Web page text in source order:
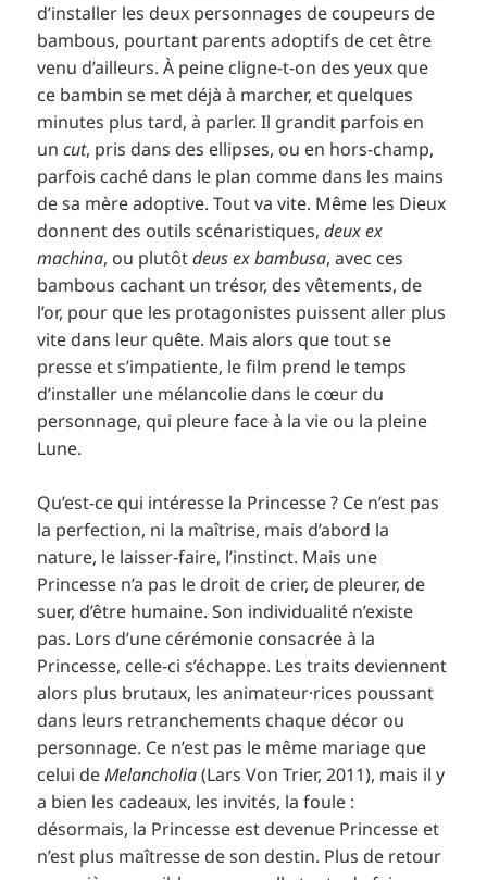
d’installer les deux personnages de coupeurs de
bambous, pourtant parents adoptifs de cet être
venu d’ailleurs. À peine cligne-t-on des yeux que
ce bambin se met déjà à marcher, et quelques
minutes plus tard, à parler. Il grandit parfois en
uncut, pris dans des ellipses, ou en hors-champ,
parfois caché dans le plan comme dans les mains
de sa mère adoptive. Tout va vite. Même les Dieux
donnent des outils scénaristiques,deux ex
machina, ou plutôtdeus ex bambusa, avec ces
bambous cachant un trésor, des vêtements, de
l’or, pour que les protagonistes puissent aller plus
vite dans leur quête. Mais alors que tout se
presse et s’impatiente, le film prend le temps
d’installer une mélancolie dans le cœur du
personnage, qui pleure face à la vie ou la pleine
Lune.
Qu’est-ce qui intéresse la Princesse ? Ce n’est pas
la perfection, ni la maîtrise, mais d’abord la
nature, le laisser-faire, l’instinct. Mais une
Princesse n’a pas le droit de crier, de pleurer, de
suer, d’être humaine. Son individualité n’existe
pas. Lors d’une cérémonie consacrée à la
Princesse, celle-ci s’échappe. Les traits deviennent
alors plus brutaux, les animateur·rices poussant
dans leurs retranchements chaque décor ou
personnage. Ce n’est pas le même mariage que
celui deMelancholia(Lars Von Trier, 2011), mais il y
a bien les cadeaux, les invités, la foule :
désormais, la Princesse est devenue Princesse et
n’est plus maîtresse de son destin. Plus de retour